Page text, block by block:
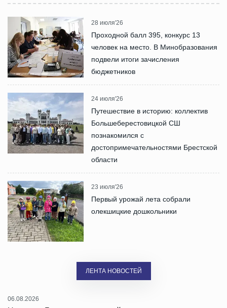
28 июля'26
Проходной балл 395, конкурс 13
человек на место. В Минобразования
подвели итоги зачисления
бюджетников
24 июля'26
Путешествие в историю: коллектив
Большеберестовицкой СШ
познакомился с
достопримечательностями Брестской
области
23 июля'26
Первый урожай лета собрали
олекшицкие дошкольники
ЛЕНТА НОВОСТЕЙ
06.08.2026